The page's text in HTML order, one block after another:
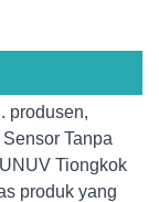
produsen,
Tanpa
Tiongkok
produk yang